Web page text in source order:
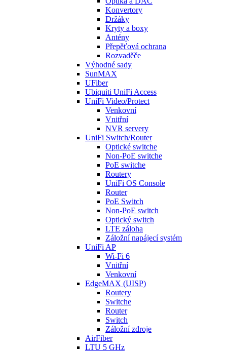
Konvertory
Držáky
Kryty a boxy
Antény
Přepěťová ochrana
Rozvaděče
Výhodné sady
SunMAX
UFiber
Ubiquiti UniFi Access
UniFi Video/Protect
Venkovní
Vnitřní
NVR servery
UniFi Switch/Router
Optické switche
Non-PoE switche
PoE switche
Routery
UniFi OS Console
Router
PoE Switch
Non-PoE switch
Optický switch
LTE záloha
Záložní napájecí systém
UniFi AP
Wi-Fi 6
Vnitřní
Venkovní
EdgeMAX (UISP)
Routery
Switche
Router
Switch
Záložní zdroje
AirFiber
LTU 5 GHz